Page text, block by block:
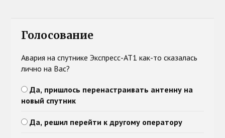
Голосование
Авария на спутнике Экспресс-АТ1 как-то сказалась
лично на Вас?
Да, пришлось перенастраивать антенну на
новый спутник
Да, решил перейти к другому оператору